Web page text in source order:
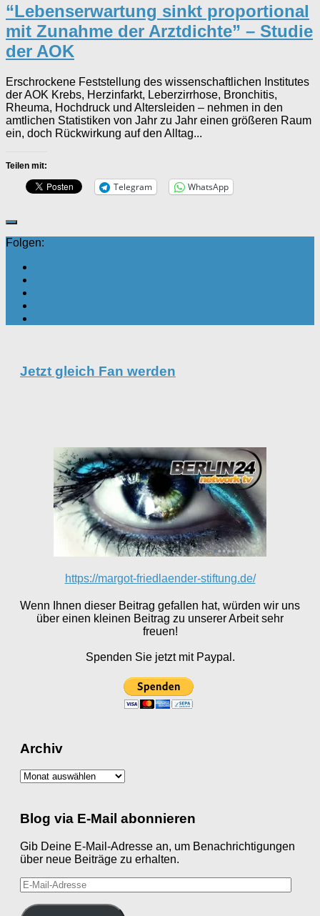
“Lebenserwartung sinkt proportional
mit Zunahme der Arztdichte” – Studie
der AOK
Erschrockene Feststellung des wissenschaftlichen Institutes
der AOK Krebs, Herzinfarkt, Leberzirrhose, Bronchitis,
Rheuma, Hochdruck und Altersleiden – nehmen in den
amtlichen Statistiken von Jahr zu Jahr einen größeren Raum
ein, doch Rückwirkung auf den Alltag...
Teilen mit:
Telegram WhatsApp
Folgen:
Jetzt gleich Fan werden
https://margot-friedlaender-stiftung.de/
Wenn Ihnen dieser Beitrag gefallen hat, würden wir uns
über einen kleinen Beitrag zu unserer Arbeit sehr
freuen!
Spenden Sie jetzt mit Paypal.
Archiv
Archiv
Blog via E-Mail abonnieren
Gib Deine E-Mail-Adresse an, um Benachrichtigungen
über neue Beiträge zu erhalten.
E-
Mail-
Adresse